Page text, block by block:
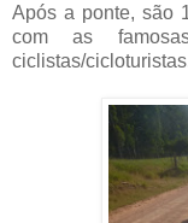
Após a ponte, são
com as
ciclistas/